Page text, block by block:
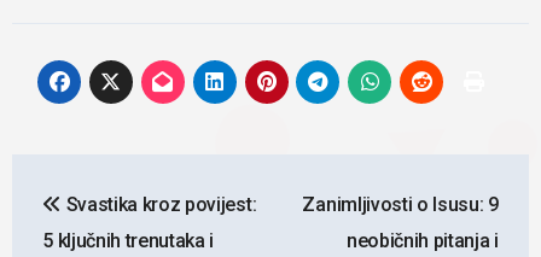
objava
Svastika kroz povijest:
5 ključnih trenutaka i
Zanimljivosti o Isusu: 9
neobičnih pitanja i